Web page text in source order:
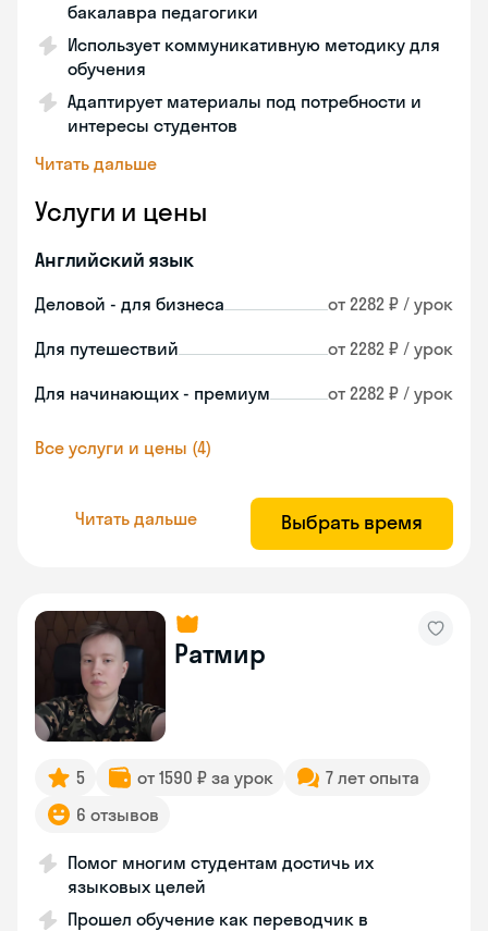
бакалавра педагогики
Использует коммуникативную методику для
обучения
Адаптирует материалы под потребности и
интересы студентов
Читать дальше
Услуги и цены
Английский язык
Деловой - для бизнеса от 2282 ₽ / урок
Для путешествий от 2282 ₽ / урок
Для начинающих - премиум от 2282 ₽ / урок
Все услуги и цены (4)
Читать дальше Выбрать время
Ратмир
5 от 1590 ₽ за урок
7 лет опыта
6 отзывов
Помог многим студентам достичь их
языковых целей
Прошел обучение как переводчик в